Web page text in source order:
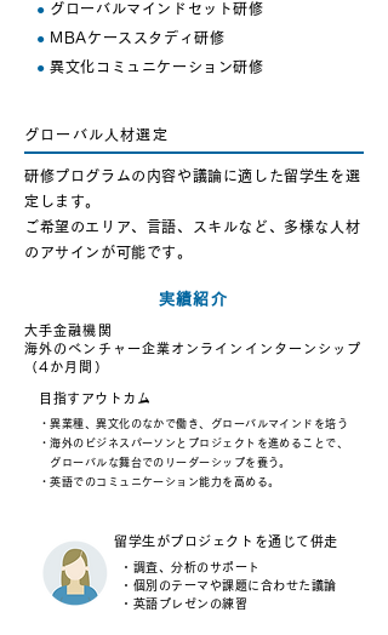
● グローバルマインドセット研修
● MBAケーススタディ研修
● 異文化コミュニケーション研修
グローバル人材選定
研修プログラムの内容や議論に適した留学生を選
定します。
ご希望のエリア、言語、スキルなど、多様な人材
のアサインが可能です。
実績紹介
大手金融機関
海外のベンチャー企業オンラインインターンシップ
（4か月間）
目指すアウトカム
・異業種、異文化のなかで働き、グローバルマインドを培う
・海外のビジネスパーソンとプロジェクトを進めることで、
グローバルな舞台でのリーダーシップを養う。
・英語でのコミュニケーション能力を高める。
留学生がプロジェクトを通じて併走
・調査、分析のサポート
・個別のテーマや課題に合わせた議論
・英語プレゼンの練習